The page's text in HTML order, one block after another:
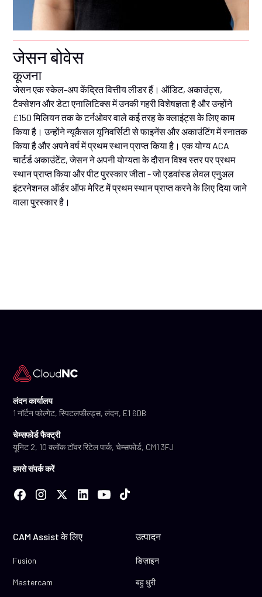
जेसन बोवेस
कूजना
जेसन एक स्केल-अप केंद्रित वित्तीय लीडर हैं। ऑडिट, अकाउंट्स,
टैक्सेशन और डेटा एनालिटिक्स में उनकी गहरी विशेषज्ञता है और उन्होंने
£150 मिलियन तक के टर्नओवर वाले कई तरह के क्लाइंट्स के लिए काम
किया है। उन्होंने न्यूकैसल यूनिवर्सिटी से फाइनेंस और अकाउंटिंग में स्नातक
किया है और अपने वर्ष में प्रथम स्थान प्राप्त किया है। एक योग्य ACA
चार्टर्ड अकाउंटेंट, जेसन ने अपनी योग्यता के दौरान विश्व स्तर पर प्रथम
स्थान प्राप्त किया और पीट पुरस्कार जीता - जो एडवांस्ड लेवल एनुअल
इंटरनेशनल ऑर्डर ऑफ मेरिट में प्रथम स्थान प्राप्त करने के लिए दिया जाने
वाला पुरस्कार है।
लंदन कार्यालय
1 नॉर्टन फोल्गेट, स्पिटलफील्ड्स, लंदन, E1 6DB
चेम्सफोर्ड फैक्ट्री
यूनिट 2, 10 क्लॉक टॉवर रिटेल पार्क, चेम्सफोर्ड, CM1 3FJ
हमसे संपर्क करें
CAM Assist के लिए
Fusion
Mastercam
उत्पादन
डिज़ाइन
बहु धुरी